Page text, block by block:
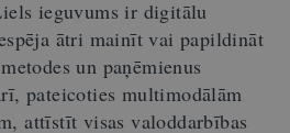
ieguvums ir digitālu
ātri mainīt vai papildināt
un paņēmienus
pateicoties multimodālām
attīstīt visas valoddarbības